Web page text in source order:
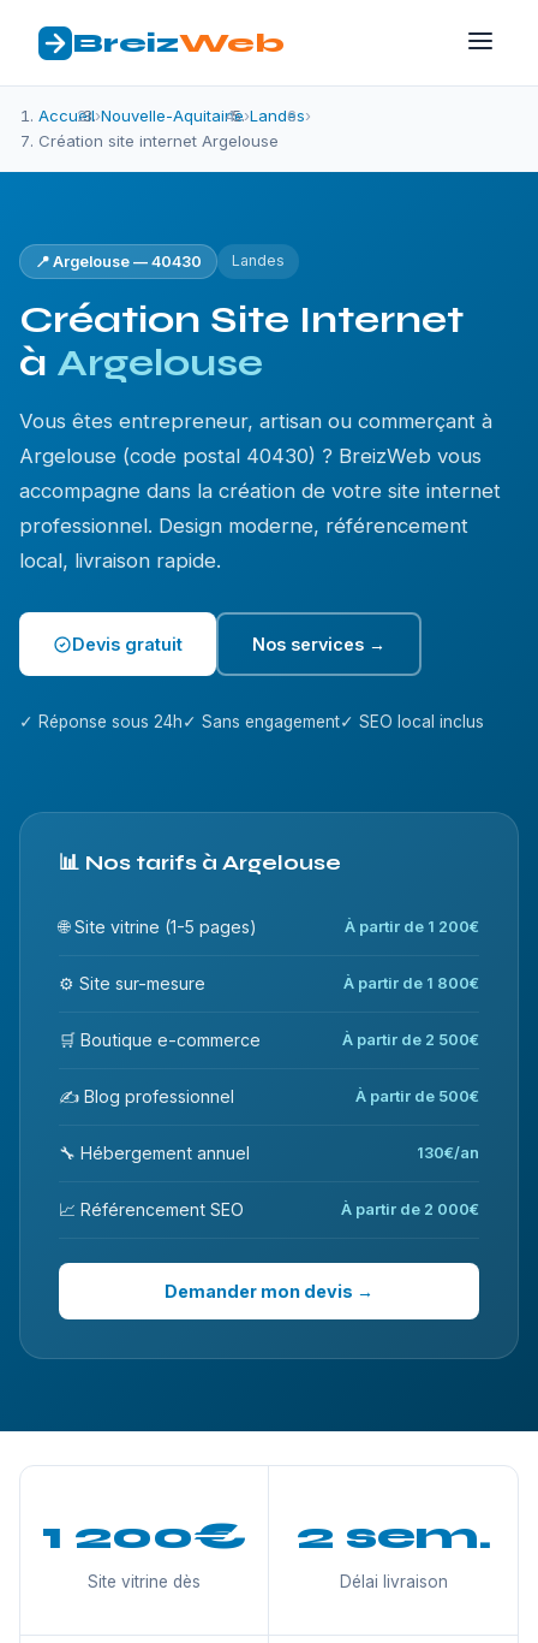
BreizWeb
Accueil›Nouvelle-Aquitaine›Landes›
Création site internet Argelouse
📍 Argelouse — 40430 Landes
Création Site Internet
à Argelouse
Vous êtes entrepreneur, artisan ou commerçant à
Argelouse (code postal 40430) ? BreizWeb vous
accompagne dans la création de votre site internet
professionnel. Design moderne, référencement
local, livraison rapide.
Devis gratuit Nos services →
✓ Réponse sous 24h✓ Sans engagement✓ SEO local inclus
📊 Nos tarifs à Argelouse
🌐 Site vitrine (1-5 pages) À partir de 1 200€
⚙️ Site sur-mesure À partir de 1 800€
🛒 Boutique e-commerce À partir de 2 500€
✍️ Blog professionnel À partir de 500€
🔧 Hébergement annuel 130€/an
📈 Référencement SEO À partir de 2 000€
Demander mon devis →
1 200€
Site vitrine dès
2 sem.
Délai livraison